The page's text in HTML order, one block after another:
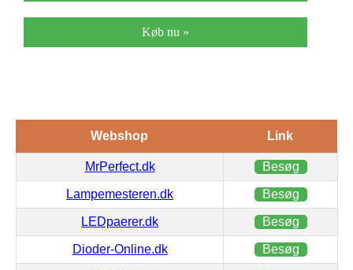
Køb nu »
Webshop Link
MrPerfect.dk Besøg
Lampemesteren.dk Besøg
LEDpaerer.dk Besøg
Dioder-Online.dk Besøg